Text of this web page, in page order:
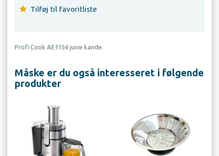
Tilføj til favoritliste
Profi Cook AE1156 juice kande.
Måske er du også interesseret i følgende
produkter